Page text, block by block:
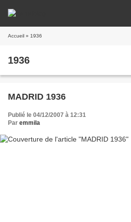
Accueil » 1936
1936
MADRID 1936
Publié le 04/12/2007 à 12:31
Par emmila